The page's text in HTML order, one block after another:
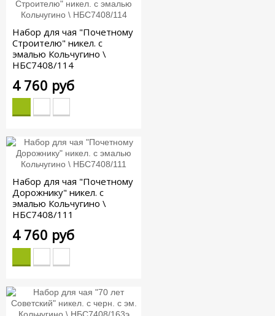
Набор для чая "Почетному
Строителю" никел. с
эмалью Кольчугино \
НБС7408/114
4 760 руб
Набор для чая "Почетному
Дорожнику" никел. с
эмалью Кольчугино \
НБС7408/111
4 760 руб